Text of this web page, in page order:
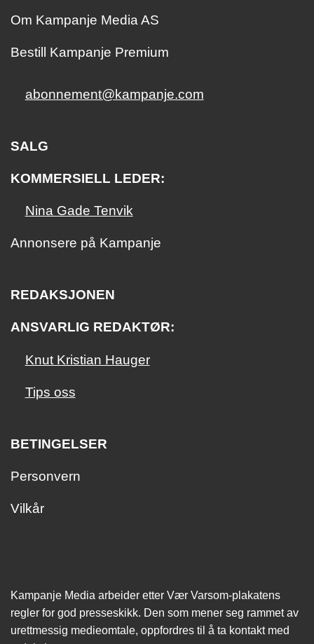
Om Kampanje Media AS
Bestill Kampanje Premium
abonnement@kampanje.com
SALG
KOMMERSIELL LEDER:
Nina Gade Tenvik
Annonsere på Kampanje
REDAKSJONEN
ANSVARLIG REDAKTØR:
Knut Kristian Hauger
Tips oss
BETINGELSER
Personvern
Vilkår
Kampanje Media arbeider etter Vær Varsom-plakatens
regler for god presseskikk. Den som mener seg rammet av
urettmessig medie­omtale, oppfordres til å ta kontakt med